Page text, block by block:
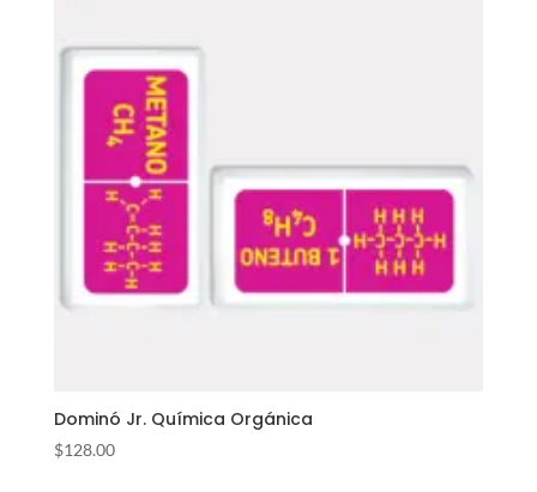
Dominó Jr. Química Orgánica
$128.00